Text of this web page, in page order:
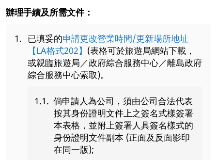
辦理手續及所需文件：
已填妥的申請更改營業時間/更新場所地址
【LA格式202】 (表格可於旅遊局網站下載，
或親臨旅遊局／政府綜合服務中心／離島政府
綜合服務中心索取)。
倘申請人為公司，須由公司合法代表
按其身份證明文件上之簽名式樣簽署
本表格，並附上簽署人具簽名樣式的
身份證明文件副本 (正面及反面影印
在同一版);